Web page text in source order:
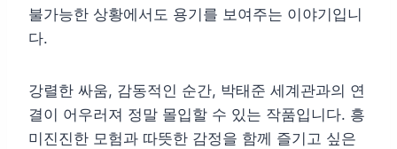
불가능한 상황에서도 용기를 보여주는 이야기입니
다.
강렬한 싸움, 감동적인 순간, 박태준 세계관과의 연
결이 어우러져 정말 몰입할 수 있는 작품입니다. 흥
미진진한 모험과 따뜻한 감정을 함께 즐기고 싶은